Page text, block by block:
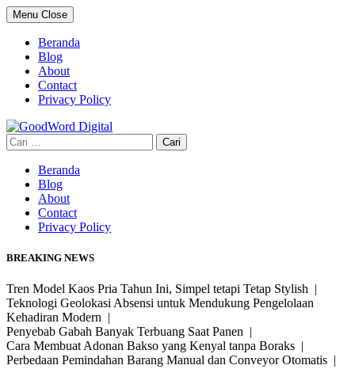
Skip
to
content
Menu Close
Beranda
Blog
About
Contact
Privacy Policy
Cari
untuk:
Beranda
Blog
About
Contact
Privacy Policy
BREAKING NEWS
Tren Model Kaos Pria Tahun Ini, Simpel tetapi Tetap Stylish |
Teknologi Geolokasi Absensi untuk Mendukung Pengelolaan
Kehadiran Modern |
Penyebab Gabah Banyak Terbuang Saat Panen |
Cara Membuat Adonan Bakso yang Kenyal tanpa Boraks |
Perbedaan Pemindahan Barang Manual dan Conveyor Otomatis |